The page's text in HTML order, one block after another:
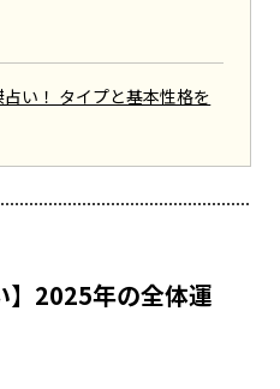
占い！ タイプと基本性格を
】2025年の全体運